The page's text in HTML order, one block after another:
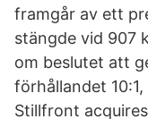
framgår av ett
stängde vid 907
om beslutet att
förhållandet
Stillfront